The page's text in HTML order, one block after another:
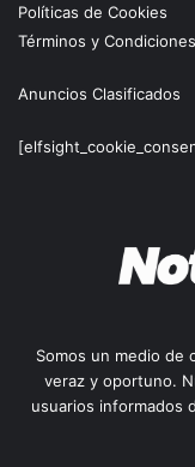
Políticas de Cookies
Términos y Condiciones
Anuncios Clasificados
Somos un medio de
veraz y oportuno.
usuarios informados